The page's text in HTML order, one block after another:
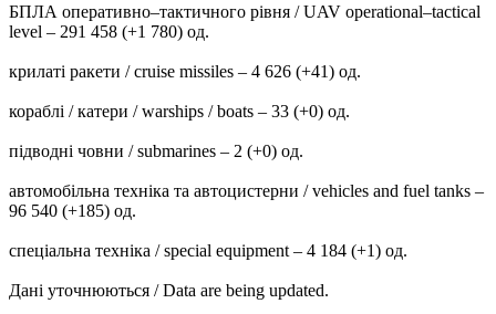
БПЛА оперативно–тактичного рівня / UAV operational–tactical
level – 291 458 (+1 780) од.
крилаті ракети / cruise missiles – 4 626 (+41) од.
кораблі / катери / warships / boats – 33 (+0) од.
підводні човни / submarines – 2 (+0) од.
автомобільна техніка та автоцистерни / vehicles and fuel tanks –
96 540 (+185) од.
спеціальна техніка / special equipment – 4 184 (+1) од.
Дані уточнюються / Data are being updated.